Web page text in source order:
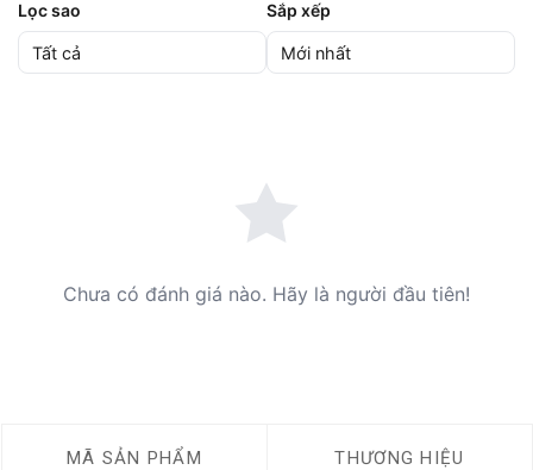
Lọc sao Sắp xếp
Chưa có đánh giá nào. Hãy là người đầu tiên!
MÃ SẢN PHẨM THƯƠNG HIỆU